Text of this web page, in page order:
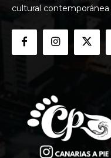
cultural contemporánea